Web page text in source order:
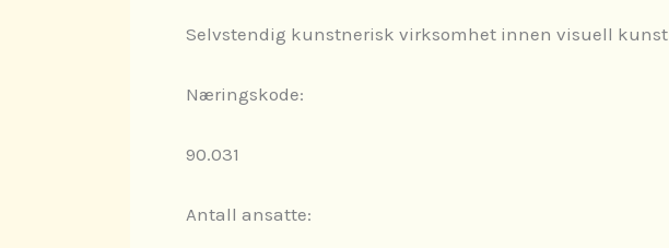
Selvstendig kunstnerisk virksomhet innen visuell kunst
Næringskode:
90.031
Antall ansatte: